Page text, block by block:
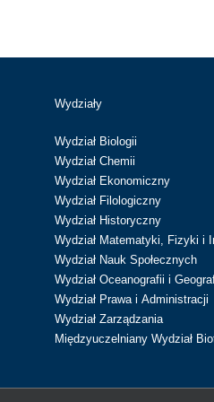
Wydziały
Wydział Biologii
Wydział Chemii
Wydział Ekonomiczny
Wydział Filologiczny
Wydział Historyczny
Wydział Matematyki, Fizyki i
Wydział Nauk Społecznych
Wydział Oceanografii i
Wydział Prawa i Administracji
Wydział Zarządzania
Międzyuczelniany Wydział